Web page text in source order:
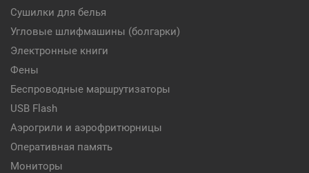
Сушилки для белья
Угловые шлифмашины (болгарки)
Электронные книги
Фены
Беспроводные маршрутизаторы
USB Flash
Аэрогрили и аэрофритюрницы
Оперативная память
Мониторы